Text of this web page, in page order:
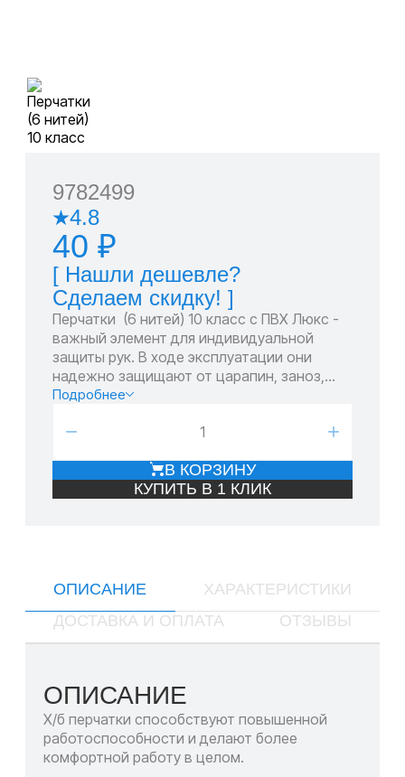
9782499
4.8
40 ₽
[ Нашли дешевле?
Сделаем скидку! ]
Перчатки (6 нитей) 10 класс с ПВХ Люкс -
важный элемент для индивидуальной
защиты рук. В ходе эксплуатации они
надежно защищают от царапин, заноз,
ссадин, порезов, мозолей и других травм.
Подробнее
− +
В КОРЗИНУ
КУПИТЬ В 1 КЛИК
ОПИСАНИЕ
ХАРАКТЕРИСТИКИ
ДОСТАВКА И ОПЛАТА
ОТЗЫВЫ
ОПИСАНИЕ
Х/б перчатки способствуют повышенной
работоспособности и делают более
комфортной работу в целом.